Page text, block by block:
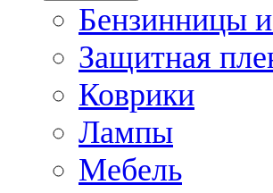
Бензинницы
Защитная
Коврики
Лампы
Мебель